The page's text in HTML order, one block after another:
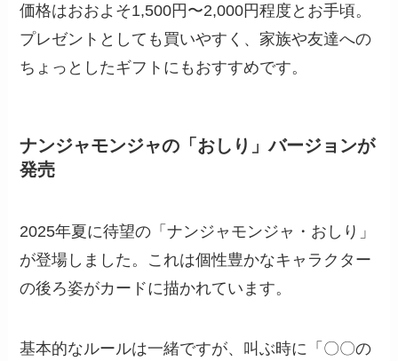
価格はおおよそ1,500円〜2,000円程度とお手頃。
プレゼントとしても買いやすく、家族や友達への
ちょっとしたギフトにもおすすめです。
ナンジャモンジャの「おしり」バージョンが
発売
2025年夏に待望の「ナンジャモンジャ・おしり」
が登場しました。これは個性豊かなキャラクター
の後ろ姿がカードに描かれています。
基本的なルールは一緒ですが、叫ぶ時に「〇〇の